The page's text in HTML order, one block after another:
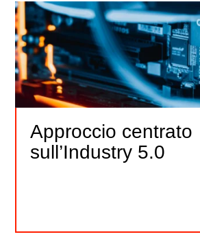
Approccio centrato
sull’Industry 5.0